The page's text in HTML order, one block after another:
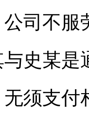
不服劳
与史某是
无须支付